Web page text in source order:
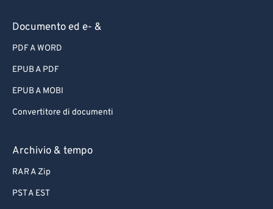
Documento ed e- &
PDF A WORD
EPUB A PDF
EPUB A MOBI
Convertitore di documenti
Archivio & tempo
RAR A Zip
PST A EST